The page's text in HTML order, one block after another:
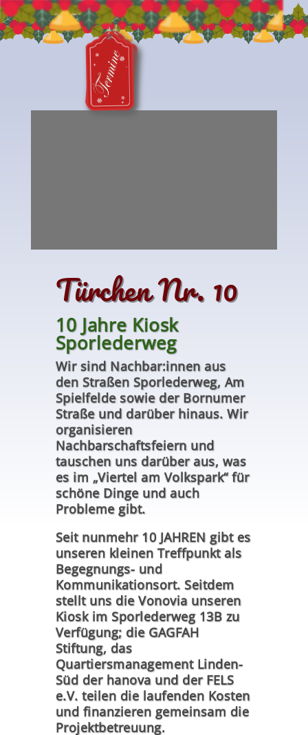
Türchen Nr. 10
10 Jahre Kiosk
Sporlederweg
Wir sind Nachbar:innen aus
den Straßen Sporlederweg, Am
Spielfelde sowie der Bornumer
Straße und darüber hinaus. Wir
organisieren
Nachbarschaftsfeiern und
tauschen uns darüber aus, was
es im „Viertel am Volkspark“ für
schöne Dinge und auch
Probleme gibt.
Seit nunmehr 10 JAHREN gibt es
unseren kleinen Treffpunkt als
Begegnungs- und
Kommunikationsort. Seitdem
stellt uns die Vonovia unseren
Kiosk im Sporlederweg 13B zu
Verfügung; die GAGFAH
Stiftung, das
Quartiersmanagement Linden-
Süd der hanova und der FELS
e.V. teilen die laufenden Kosten
und finanzieren gemeinsam die
Projektbetreuung.